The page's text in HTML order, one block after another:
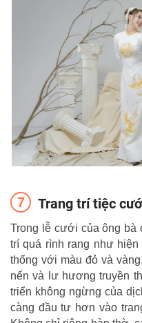
Trang trí tiệc
Trong lễ cưới của ông bà
trí quá rình rang như
thống với màu đỏ và
nến và lư hương truyền
triển không ngừng của
càng đầu tư hơn vào